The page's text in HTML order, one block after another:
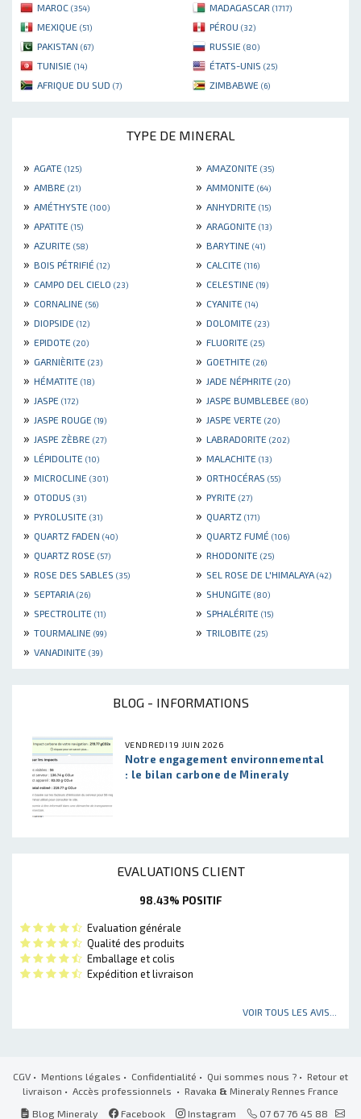
MAROC (354) MADAGASCAR (1717)
MEXIQUE (51) PÉROU (32)
PAKISTAN (67) RUSSIE (80)
TUNISIE (14) ÉTATS-UNIS (25)
AFRIQUE DU SUD (7) ZIMBABWE (6)
TYPE DE MINERAL
» AGATE (125) » AMAZONITE (35)
» AMBRE (21) » AMMONITE (64)
» AMÉTHYSTE (100) » ANHYDRITE (15)
» APATITE (15) » ARAGONITE (13)
» AZURITE (58) » BARYTINE (41)
» BOIS PÉTRIFIÉ (12) » CALCITE (116)
» CAMPO DEL CIELO (23) » CELESTINE (19)
» CORNALINE (56) » CYANITE (14)
» DIOPSIDE (12) » DOLOMITE (23)
» EPIDOTE (20) » FLUORITE (25)
» GARNIÈRITE (23) » GOETHITE (26)
» HÉMATITE (18) » JADE NÉPHRITE (20)
» JASPE (172) » JASPE BUMBLEBEE (80)
» JASPE ROUGE (19) » JASPE VERTE (20)
» JASPE ZÈBRE (27) » LABRADORITE (202)
» LÉPIDOLITE (10) » MALACHITE (13)
» MICROCLINE (301) » ORTHOCÉRAS (55)
» OTODUS (31) » PYRITE (27)
» PYROLUSITE (31) » QUARTZ (171)
» QUARTZ FADEN (40) » QUARTZ FUMÉ (106)
» QUARTZ ROSE (57) » RHODONITE (25)
» ROSE DES SABLES (35) » SEL ROSE DE L'HIMALAYA (42)
» SEPTARIA (26) » SHUNGITE (80)
» SPECTROLITE (11) » SPHALÉRITE (15)
» TOURMALINE (99) » TRILOBITE (25)
» VANADINITE (39)
BLOG - INFORMATIONS
VENDREDI 19 JUIN 2026
Notre engagement environnemental
: le bilan carbone de Mineraly
EVALUATIONS CLIENT
98.43% POSITIF
Evaluation générale
Qualité des produits
Emballage et colis
Expédition et livraison
VOIR TOUS LES AVIS...
CGV • Mentions légales • Confidentialité • Qui sommes nous ? • Retour et
livraison • Accès professionnels • Ravaka & Mineraly Rennes France
Blog Mineraly
Facebook Instagram 07 67 76 45 88